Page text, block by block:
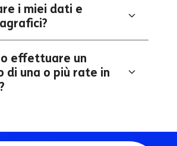
i miei dati e
effettuare un
di una o più rate in